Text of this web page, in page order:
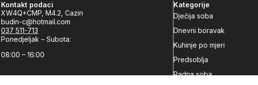
Kontakt podaci
XW4Q+CMP, M4.2, Cazin
budin-c@hotmail.com
037 511-713
Ponedjeljak – Subota:
08:00 – 16:00
Kategorije
Dječija soba
Dnevni boravak
Kuhinje po mjeri
Predsoblja
Radna soba